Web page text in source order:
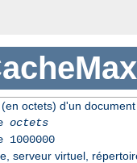
octets) d'un
octets
1000000
serveur virtuel,